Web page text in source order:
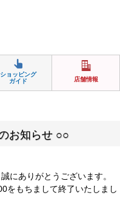
ショッピング
ガイド
店舗情報
お知らせ ○○
にありがとうございます。
をもちまして終了いたしまし